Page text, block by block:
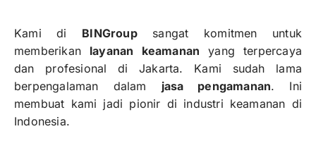
Kami di BINGroupsangat komitmen untuk
memberikan layanan keamanan yang terpercaya
dan profesional di Jakarta. Kami sudah lama
berpengalaman dalam jasa pengamanan. Ini
membuat kami jadi pionir di industri keamanan di
Indonesia.